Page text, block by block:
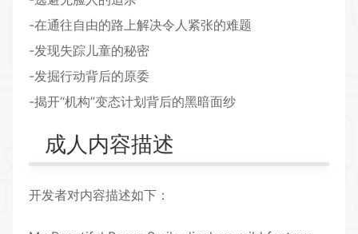
-在通往自由的路上解决令人紧张的难题
-发现失踪儿童的秘密
-发掘行动背后的原委
-揭开“机构”变态计划背后的黑暗面纱
成人内容描述
开发者对内容描述如下：